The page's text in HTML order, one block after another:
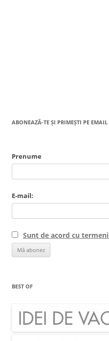
ABONEAZĂ-TE ȘI PRIMEȘTI PE EMAIL
Prenume
E-mail:
Sunt de acord cu
BEST OF